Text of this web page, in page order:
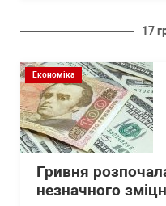
17
Економіка
Гривня
незначного